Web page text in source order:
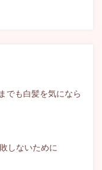
でも白髪を気になら
しないために